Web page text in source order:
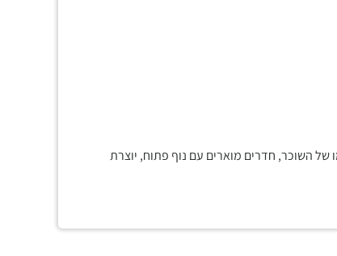
השוכר, חדרים מוארים עם נוף פתוח, יוצרת